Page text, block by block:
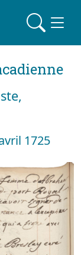
1725